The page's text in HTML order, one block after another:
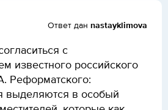
Ответ дан nastayklimova
с
известного российского
Реформатского:
выделяются в особый